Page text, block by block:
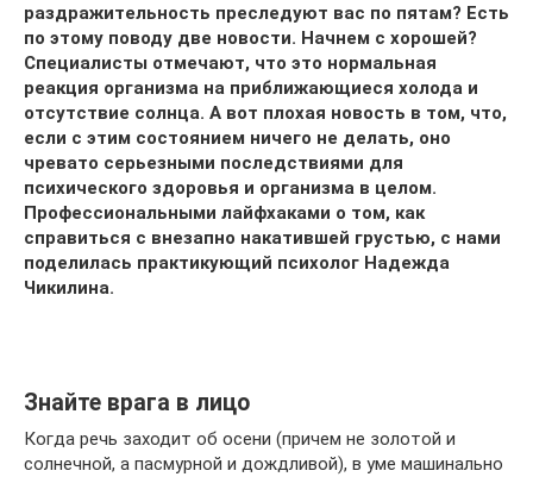
раздражительность преследуют вас по пятам? Есть
по этому поводу две новости. Начнем с хорошей?
Специалисты отмечают, что это нормальная
реакция организма на приближающиеся холода и
отсутствие солнца. А вот плохая новость в том, что,
если с этим состоянием ничего не делать, оно
чревато серьезными последствиями для
психического здоровья и организма в целом.
Профессиональными лайфхаками о том, как
справиться с внезапно накатившей грустью, с нами
поделилась практикующий психолог Надежда
Чикилина.
Знайте врага в лицо
Когда речь заходит об осени (причем не золотой и
солнечной, а пасмурной и дождливой), в уме машинально